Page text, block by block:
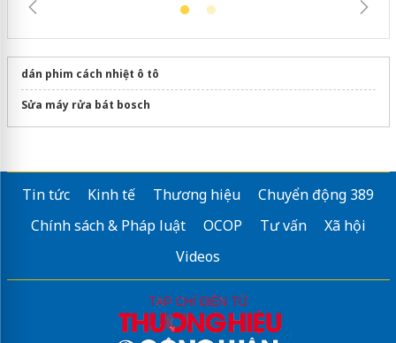
dán phim cách nhiệt ô tô
Sửa máy rửa bát bosch
Tin tức Kinh tế Thương hiệu
Chuyển động 389
Chính sách & Pháp luật
OCOP Tư vấn
Xã hội
Videos